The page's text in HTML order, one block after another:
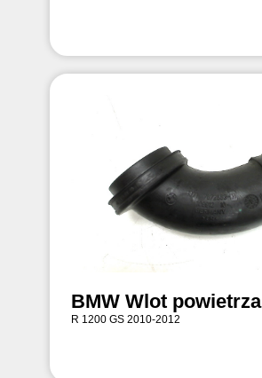
BMW Wlot powietrza
R 1200 GS 2010-2012